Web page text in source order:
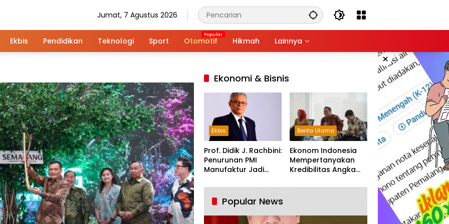
Jumat, 7 Agustus 2026
Ekbis Pendidikan Teknologi Sport Otomotif Hikmah Lainnya
×
Ekonomi & Bisnis
Ekbis
Prof. Didik J. Rachbini:
Penurunan PMI
Manufaktur Jadi
Industri Nasional
Berita Utama
Ekonom Indonesia
Mempertanyakan
Kredibilitas Angka
Tumbuh Tapi Rapuh
Popular News